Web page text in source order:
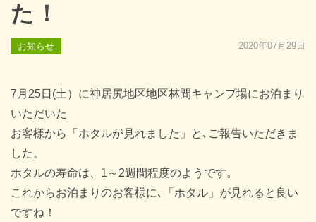
た！
お知らせ 2020年07月29日
7月25日(土）に神居尻地区地区林間キャンプ場にお泊まり
いただいた
お客様から「ホタルが見れました」と､ご報告いただきま
した。
ホタルの寿命は、1～2週間程度のようです。
これからお泊まりのお客様に､「ホタル」が見れると良い
ですね！